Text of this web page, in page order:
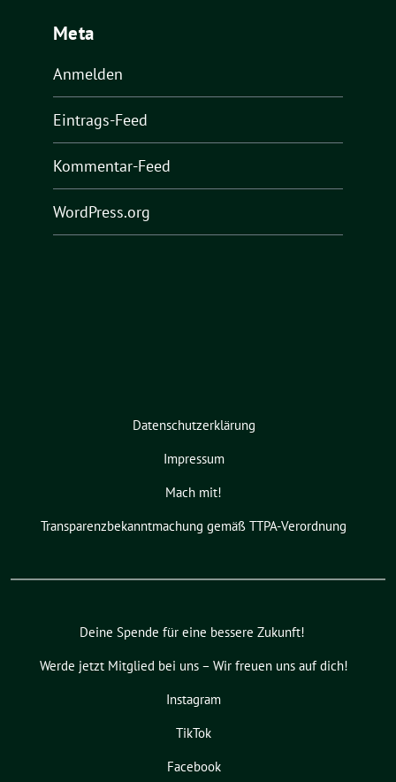
Meta
Anmelden
Eintrags-Feed
Kommentar-Feed
WordPress.org
Datenschutzerklärung
Impressum
Mach mit!
Transparenzbekanntmachung gemäß TTPA-Verordnung
Deine Spende für eine bessere Zukunft!
Werde jetzt Mitglied bei uns – Wir freuen uns auf dich!
Instagram
TikTok
Facebook